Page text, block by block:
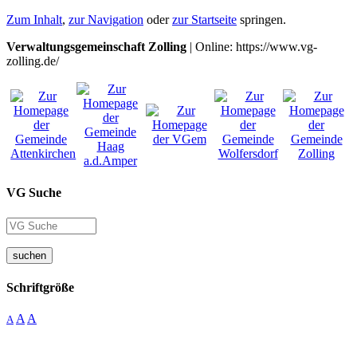
Zum Inhalt, zur Navigation oderzur Startseite springen.
Verwaltungsgemeinschaft Zolling | Online: https://www.vg-
zolling.de/
VG Suche
suchen
Schriftgröße
A A A